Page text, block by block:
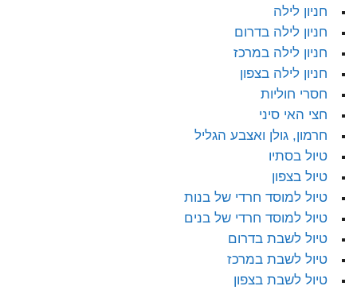
חניון לילה
חניון לילה בדרום
חניון לילה במרכז
חניון לילה בצפון
חסרי חוליות
חצי האי סיני
חרמון, גולן ואצבע הגליל
טיול בסתיו
טיול בצפון
טיול למוסד חרדי של בנות
טיול למוסד חרדי של בנים
טיול לשבת בדרום
טיול לשבת במרכז
טיול לשבת בצפון